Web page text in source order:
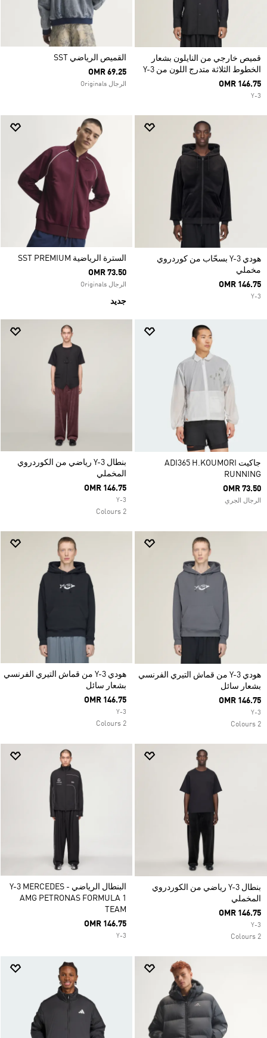
قميص خارجي من النايلون بشعار
الخطوط الثلاثة متدرج اللون من Y-3
OMR 146.75
Y-3
القميص الرياضي SST
OMR 69.25
الرجال Originals
هودي Y-3 بسحّاب من كوردروي
مخملي
OMR 146.75
Y-3
السترة الرياضية SST PREMIUM
OMR 73.50
الرجال Originals
جديد
جاكيت ADI365 H.KOUMORI
RUNNING
OMR 73.50
الرجال الجري
بنطال Y-3 رياضي من الكوردروي
المخملي
OMR 146.75
Y-3
2 Colours
هودي Y-3 من قماش التيري الفرنسي
بشعار سائل
OMR 146.75
Y-3
2 Colours
هودي Y-3 من قماش التيري الفرنسي
بشعار سائل
OMR 146.75
Y-3
2 Colours
بنطال Y-3 رياضي من الكوردروي
المخملي
OMR 146.75
Y-3
2 Colours
البنطال الرياضي Y-3 MERCEDES -
AMG PETRONAS FORMULA 1
TEAM
OMR 146.75
Y-3